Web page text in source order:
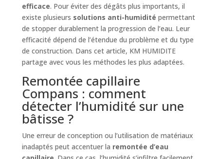
efficace. Pour éviter des dégâts plus importants, il
existe plusieurs solutions anti-humidité permettant
de stopper durablement la progression de l’eau. Leur
efficacité dépend de l’étendue du problème et du type
de construction. Dans cet article, KM HUMIDITE
partage avec vous les méthodes les plus adaptées.
Remontée capillaire
Compans : comment
détecter l’humidité sur une
bâtisse ?
Une erreur de conception ou l’utilisation de matériaux
inadaptés peut accentuer la remontée d’eau